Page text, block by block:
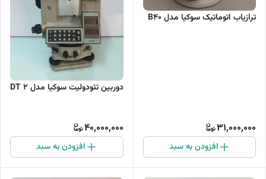
ترازیاب اتوماتیک سوکیا مدل B40
31,000,000
افزودن به سبد
دوربین تئودولیت سوکیا مدل DT 2
40,000,000
افزودن به سبد